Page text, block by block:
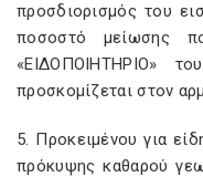
προσδιορισμός του
ποσοστό μείωσης
«ΕΙΔΟΠΟΙΗΤΗΡΙΟ»
προσκομίζεται στον
5. Προκειμένου για
πρόκυψης καθαρού